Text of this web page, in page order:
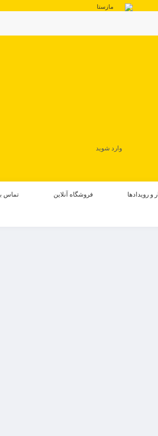
وارد شوید
و رویدادها فروشگاه آنلاین تماس